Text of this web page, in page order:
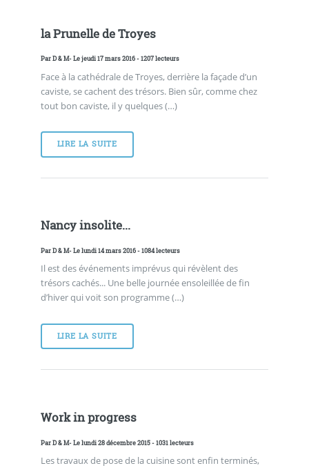
la Prunelle de Troyes
ParD & M- Le jeudi 17 mars 2016 - 1207 lecteurs
Face à la cathédrale de Troyes, derrière la façade d’un
caviste, se cachent des trésors. Bien sûr, comme chez
tout bon caviste, il y quelques (…)
LIRE LA SUITE
Nancy insolite...
ParD & M- Le lundi 14 mars 2016 - 1084 lecteurs
Il est des événements imprévus qui révèlent des
trésors cachés... Une belle journée ensoleillée de fin
d’hiver qui voit son programme (…)
LIRE LA SUITE
Work in progress
ParD & M- Le lundi 28 décembre 2015 - 1031 lecteurs
Les travaux de pose de la cuisine sont enfin terminés,